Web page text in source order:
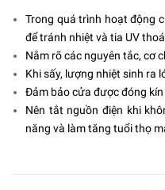
Trong quá trình hoạt động
để tránh nhiệt và tia UV
Nắm rõ các nguyên tắc, cơ
Khi sấy, lượng nhiệt sinh ra
Đảm bảo cửa được đóng
Nên tắt nguồn điện khi
năng và làm tăng tuổi thọ